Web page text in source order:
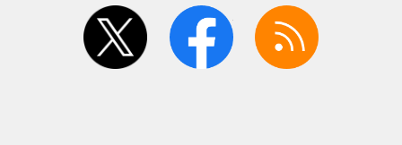
twitter facebook